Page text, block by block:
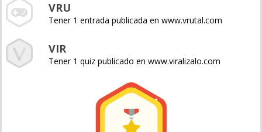
VRU
Tener 1 entrada publicada en www.vrutal.com
VIR
Tener 1 quiz publicado en www.viralizalo.com